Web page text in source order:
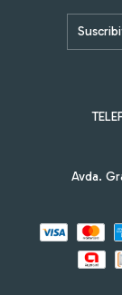
Avda.